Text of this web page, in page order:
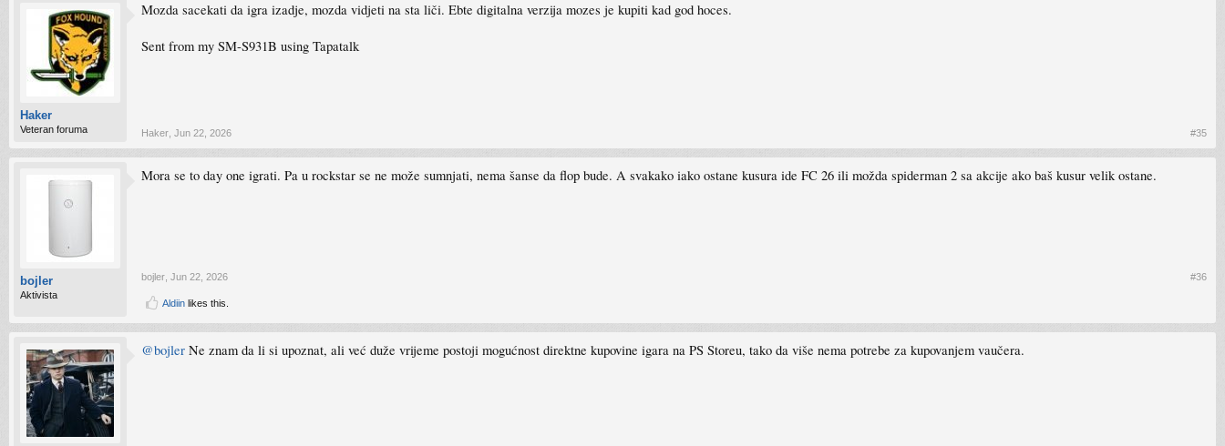
Haker
Veteran foruma
Mozda sacekati da igra izadje, mozda vidjeti na sta liči. Ebte digitalna verzija mozes je kupiti kad god hoces.
Sent from my SM-S931B using Tapatalk
Haker Jun 22, 2026 #35
bojler
Aktivista
Mora se to day one igrati. Pa u rockstar se ne može sumnjati, nema šanse da flop bude. A svakako iako ostane kusura ide FC 26 ili možda spiderman 2 sa akcije ako baš kusur velik ostane.
bojler Jun 22, 2026 #36
Aldiin likes this.
@bojler Ne znam da li si upoznat, ali već duže vrijeme postoji mogućnost direktne kupovine igara na PS Storeu, tako da više nema potrebe za kupovanjem vaučera.